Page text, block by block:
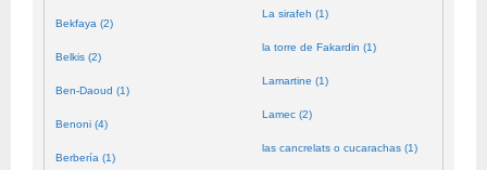
Bekfaya (2)
Belkis (2)
Ben-Daoud (1)
Benoni (4)
Berbería (1)
La sirafeh (1)
la torre de Fakardin (1)
Lamartine (1)
Lamec (2)
las cancrelats o cucarachas (1)